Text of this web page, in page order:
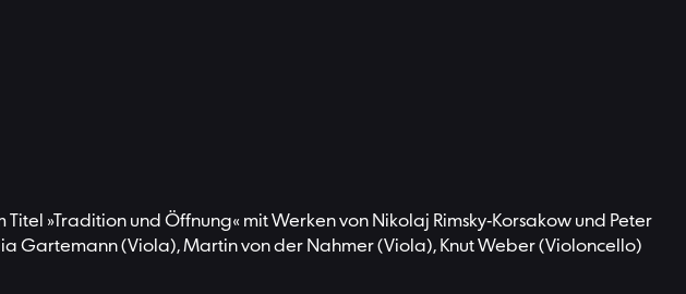
»Tradition und Öffnung« mit Werken von Nikolaj Rimsky-Korsakow und Peter
Gartemann (Viola), Martin von der Nahmer (Viola), Knut Weber (Violoncello)